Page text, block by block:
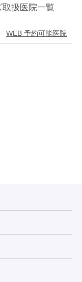
扱医院一覧
WEB 予約可能医院